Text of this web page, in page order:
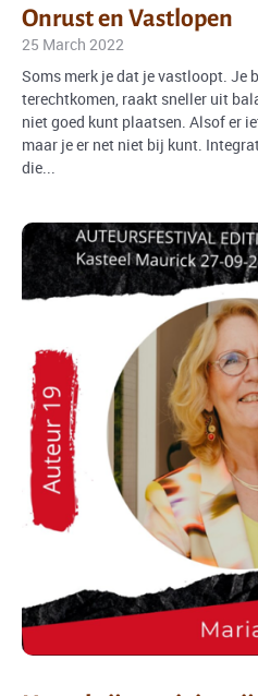
Onrust en Vastlopen
25 March 2022
Soms merk je dat je vastloopt. Je
terechtkomen, raakt sneller uit
niet goed kunt plaatsen. Alsof er
maar je er net niet bij kunt.
die...